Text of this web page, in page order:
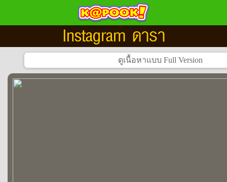
Instagram ดารา